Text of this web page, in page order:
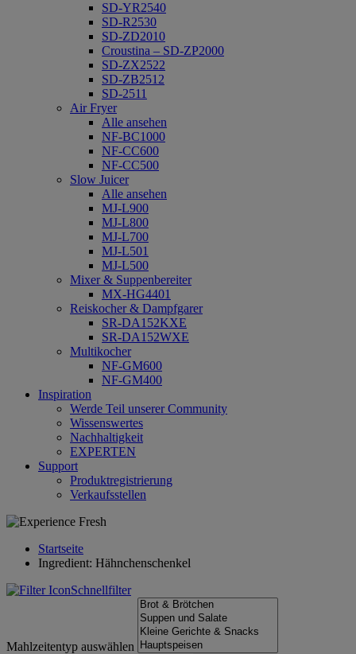
SD-YR2540
SD-R2530
SD-ZD2010
Croustina – SD-ZP2000
SD-ZX2522
SD-ZB2512
SD-2511
Air Fryer
Alle ansehen
NF-BC1000
NF-CC600
NF-CC500
Slow Juicer
Alle ansehen
MJ-L900
MJ-L800
MJ-L700
MJ-L501
MJ-L500
Mixer & Suppenbereiter
MX-HG4401
Reiskocher & Dampfgarer
SR-DA152KXE
SR-DA152WXE
Multikocher
NF-GM600
NF-GM400
Inspiration
Werde Teil unserer Community
Wissenswertes
Nachhaltigkeit
EXPERTEN
Support
Produktregistrierung
Verkaufsstellen
Startseite
Ingredient: Hähnchenschenkel
Schnellfilter
Mahlzeitentyp auswählen